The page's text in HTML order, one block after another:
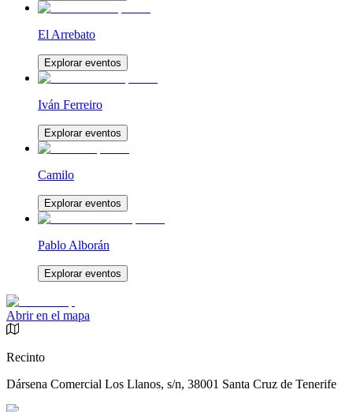
El Arrebato
Explorar eventos
Iván Ferreiro
Explorar eventos
Camilo
Explorar eventos
Pablo Alborán
Explorar eventos
Abrir en el mapa
Recinto
Dársena Comercial Los Llanos, s/n, 38001 Santa Cruz de Tenerife